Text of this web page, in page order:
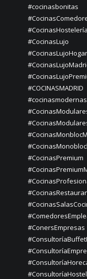
#cocinasbonitas
#CocinasHostelería
#CocinasLujo
#COCINASMADRID
#cocinasmodernas
#CocinasPremium
#ConersEmpresas